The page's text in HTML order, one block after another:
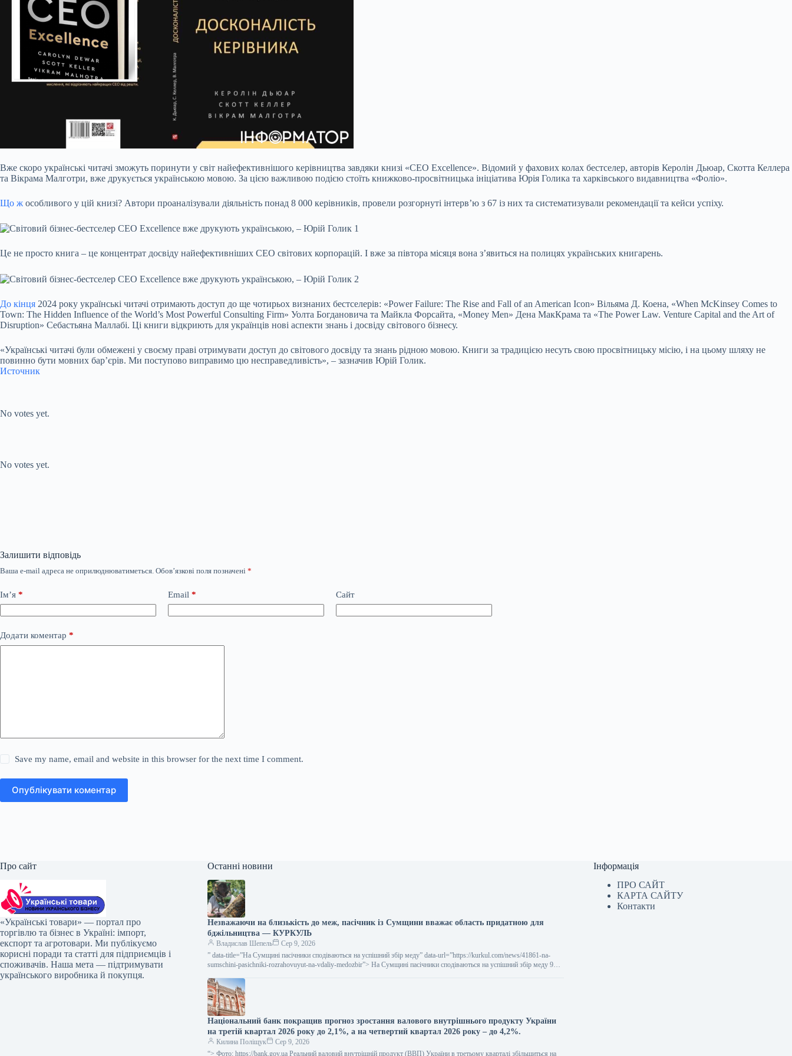
Вже скоро українські читачі зможуть поринути у світ найефективнішого керівництва завдяки книзі «CEO Excellence». Відомий у фахових колах бестселер, авторів Керолін Дьюар, Скотта Келлера
та Вікрама Малготри, вже друкується українською мовою. За цією важливою подією стоїть книжково-просвітницька ініціатива Юрія Голика та харківського видавництва «Фоліо».
Що ж особливого у цій книзі? Автори проаналізували діяльність понад 8 000 керівників, провели розгорнуті інтерв’ю з 67 із них та систематизували рекомендації та кейси успіху.
Це не просто книга – це концентрат досвіду найефективніших СЕО світових корпорацій. І вже за півтора місяця вона з’явиться на полицях українських книгарень.
До кінця 2024 року українські читачі отримають доступ до ще чотирьох визнаних бестселерів: «Power Failure: The Rise and Fall of an American Icon» Вільяма Д. Коена, «When McKinsey Comes to
Town: The Hidden Influence of the World’s Most Powerful Consulting Firm» Уолта Богдановича та Майкла Форсайта, «Money Men» Дена МакКрама та «The Power Law. Venture Capital and the Art of
Disruption» Себастьяна Маллабі. Ці книги відкриють для українців нові аспекти знань і досвіду світового бізнесу.
«Українські читачі були обмежені у своєму праві отримувати доступ до світового досвіду та знань рідною мовою. Книги за традицією несуть свою просвітницьку місію, і на цьому шляху не
повинно бути мовних бар’єрів. Ми поступово виправимо цю несправедливість», – зазначив Юрій Голик.
Источник
No votes yet.
No votes yet.
Залишити відповідь
Ваша e-mail адреса не оприлюднюватиметься. Обов’язкові поля позначені *
Ім’я * Email * Сайт
Додати коментар *
Save my name, email and website in this browser for the next time I comment.
Опублікувати коментар
Про сайт
«Українські товари» — портал про
торгівлю та бізнес в Україні: імпорт,
експорт та агротовари. Ми публікуємо
корисні поради та статті для підприємців і
споживачів. Наша мета — підтримувати
українського виробника й покупця.
Останні новини
Незважаючи на близькість до меж, пасічник із Сумщини вважає область придатною для
бджільництва — КУРКУЛЬ
Владислав Шепель
Сер 9, 2026
” data-title=”На Сумщині пасічники сподіваються на успішний збір меду” data-url=”https://kurkul.com/news/41861-na-
sumschini-pasichniki-rozrahovuyut-na-vdaliy-medozbir”> На Сумщині пасічники сподіваються на успішний збір меду 9
Національний банк покращив прогноз зростання валового внутрішнього продукту України
на третій квартал 2026 року до 2,1%, а на четвертий квартал 2026 року – до 4,2%.
Килина Поліщук
Сер 9, 2026
“> Фото: https://bank.gov.ua Реальний валовий внутрішній продукт (ВВП) України в третьому кварталі збільшиться на
Інформація
ПРО САЙТ
КАРТА САЙТУ
Контакти